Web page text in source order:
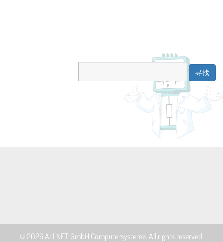
© 2026ALLNET GmbH Computersysteme. All rights reserved.